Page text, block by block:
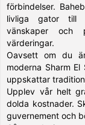
förbindelser.
livliga gator till
vänskaper och
värderingar.
Oavsett om du
moderna Sharm
uppskattar
Upplev vår helt
dolda kostnader.
guvernement och